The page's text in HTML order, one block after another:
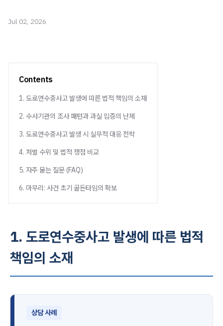
Jul 02, 2026
Contents
1. 도로연수중사고 발생에 따른 법적 책임의 소재
2. 수사기관의 조사 패턴과 과실 입증의 난제
3. 도로연수중사고 발생 시 실무적 대응 전략
4. 처벌 수위 및 법적 쟁점 비교
5. 자주 묻는 질문 (FAQ)
6. 마무리: 사건 초기 골든타임의 확보
1. 도로연수중사고 발생에 따른 법적
책임의 소재
상담 사례